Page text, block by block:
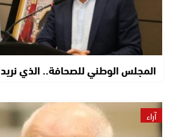
المجلس الوطني للصحافة.. الذي نريد
آراء